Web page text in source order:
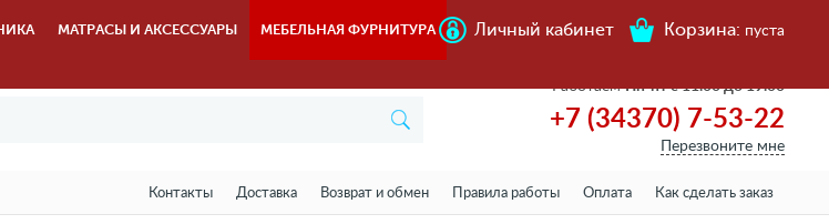
МАТРАСЫ И АКСЕССУАРЫ МЕБЕЛЬНАЯ ФУРНИТУРА Личный кабинет Корзина: пуста
РаботаемПн-пт с 11.00 до 19.00
+7 (34370) 7-53-22
Перезвоните мне
Контакты Доставка Возврат и обмен Правила работы Оплата Как сделать заказ